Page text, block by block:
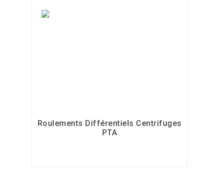
Roulements Différentiels Centrifuges
PTA